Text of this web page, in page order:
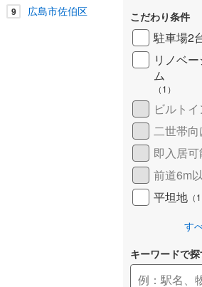
9 広島市佐伯区 こだわり条件
駐車場2
リノベ
ム
（1 ）
ビルト
二世帯向
即入居
前道6m
平坦地 （1
す
キーワードで